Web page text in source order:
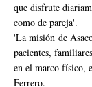
que disfrute
como de pareja'.
'La misión de
pacientes,
en el marco físico,
Ferrero.